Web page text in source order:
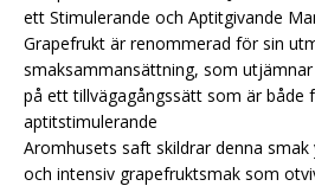
ett Stimulerande och Aptitgivande
Grapefrukt är renommerad för sin
smaksammansättning, som
på ett tillvägagångssätt som är både
aptitstimulerande
Aromhusets saft skildrar denna
och intensiv grapefruktsmak som